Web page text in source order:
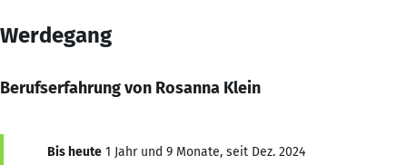
Werdegang
Berufserfahrung von Rosanna Klein
Bis heute 1 Jahr und 9 Monate, seit Dez. 2024